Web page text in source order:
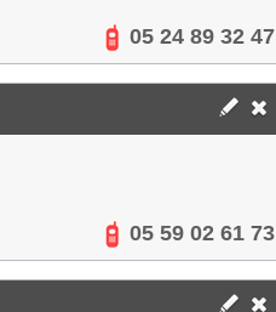
05 24 89 32 47
05 59 02 61 73